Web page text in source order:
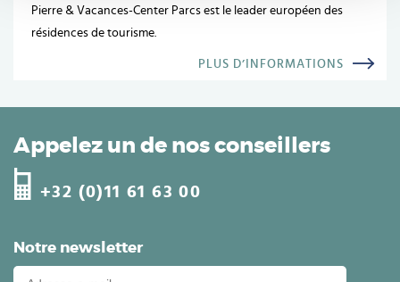
Pierre & Vacances-Center Parcs est le leader européen des
résidences de tourisme.
PLUS D’INFORMATIONS
Notre newsletter
Appelez un de nos conseillers
+32 (0)11 61 63 00